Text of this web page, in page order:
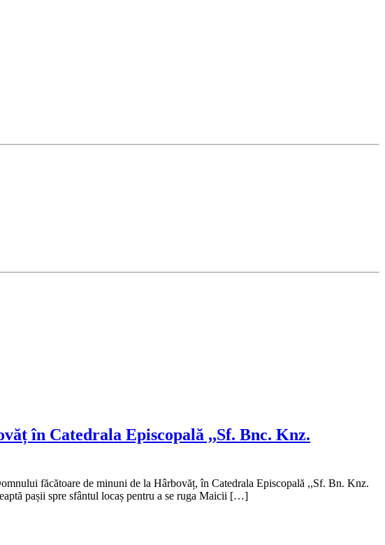
în Catedrala Episcopală ,,Sf. Bnc. Knz.
făcătoare de minuni de la Hârbovăț, în Catedrala Episcopală ,,Sf. Bn. Knz.
pașii spre sfântul locaș pentru a se ruga Maicii […]